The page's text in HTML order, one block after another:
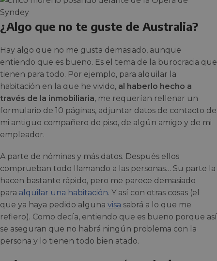
¿Algo que no te guste de Australia?
Hay algo que no me gusta demasiado, aunque
entiendo que es bueno. Es el tema de la burocracia que
tienen para todo. Por ejemplo, para alquilar la
habitación en la que he vivido, al haberlo hecho a
través de la inmobiliaria, me requerían rellenar un
formulario de 10 páginas, adjuntar datos de contacto de
mi antiguo compañero de piso, de algún amigo y de mi
empleador.
A parte de nóminas y más datos. Después ellos
comprueban todo llamando a las personas… Su parte la
hacen bastante rápido, pero me parece demasiado
para alquilar una habitación. Y así con otras cosas (el
que ya haya pedido alguna visa sabrá a lo que me
refiero). Como decía, entiendo que es bueno porque así
se aseguran que no habrá ningún problema con la
persona y lo tienen todo bien atado.